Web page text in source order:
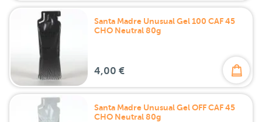
Santa Madre Unusual Gel 100 CAF 45
CHO Neutral 80g
4,00 €
Santa Madre Unusual Gel OFF CAF 45
CHO Neutral 80g